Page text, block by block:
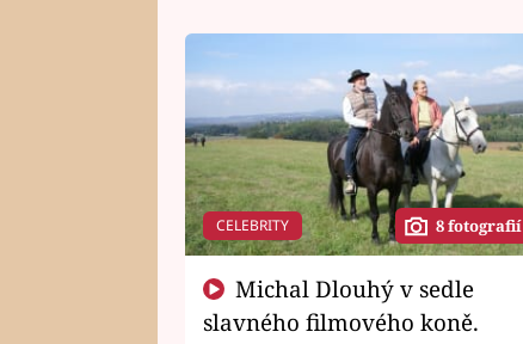
CELEBRITY 8 fotografií
slavného filmového koně.